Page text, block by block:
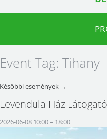
Event Tag: Tihany
Későbbi események →
Levendula Ház
2026-06-08 10:00– 18:00